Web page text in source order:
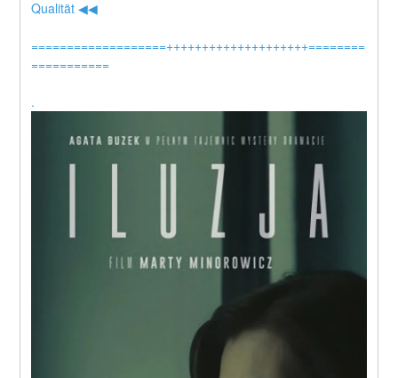
Qualität ◀◀
===================++++++++++++++++++++========
===========
.